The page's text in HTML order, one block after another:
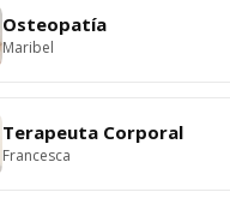
Osteopatía
Maribel
Terapeuta Corporal
Francesca